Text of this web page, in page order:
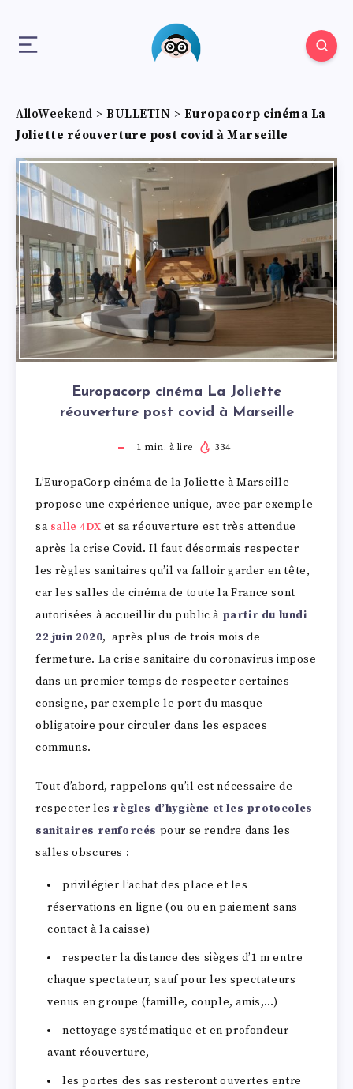
AlloWeekend > BULLETIN > Europacorp cinéma La
Joliette réouverture post covid à Marseille
Europacorp cinéma La Joliette
réouverture post covid à Marseille
1 min. à lire 334
L’EuropaCorp cinéma de la Joliette à Marseille
propose une expérience unique, avec par exemple
sa salle 4DX et sa réouverture est très attendue
après la crise Covid. Il faut désormais respecter
les règles sanitaires qu’il va falloir garder en tête,
car les salles de cinéma de toute la France sont
autorisées à accueillir du public à partir du lundi
22 juin 2020, après plus de trois mois de
fermeture. La crise sanitaire du coronavirus impose
dans un premier temps de respecter certaines
consigne, par exemple le port du masque
obligatoire pour circuler dans les espaces
communs.
Tout d’abord, rappelons qu’il est nécessaire de
respecter les règles d’hygiène et les protocoles
sanitaires renforcés pour se rendre dans les
salles obscures :
privilégier l’achat des place et les
réservations en ligne (ou ou en paiement sans
contact à la caisse)
respecter la distance des sièges d’1 m entre
chaque spectateur, sauf pour les spectateurs
venus en groupe (famille, couple, amis,…)
nettoyage systématique et en profondeur
avant réouverture,
les portes des sas resteront ouvertes entre